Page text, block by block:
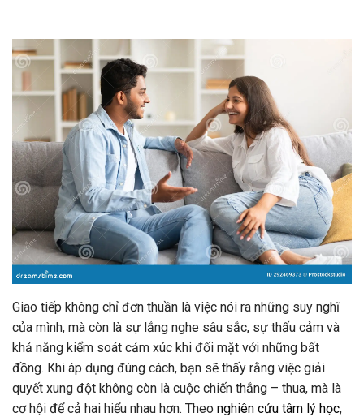
Giao tiếp không chỉ đơn thuần là việc nói ra những suy nghĩ
của mình, mà còn là sự lắng nghe sâu sắc, sự thấu cảm và
khả năng kiểm soát cảm xúc khi đối mặt với những bất
đồng. Khi áp dụng đúng cách, bạn sẽ thấy rằng việc giải
quyết xung đột không còn là cuộc chiến thắng – thua, mà là
cơ hội để cả hai hiểu nhau hơn. Theo nghiên cứu tâm lý học,